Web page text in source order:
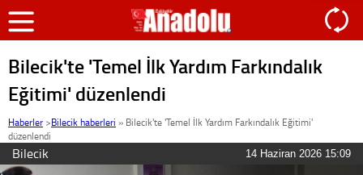
Bilecik'te 'Temel İlk Yardım Farkındalık
Eğitimi' düzenlendi
Haberler >Bilecik haberleri » Bilecik'te 'Temel İlk Yardım Farkındalık Eğitimi'
düzenlendi
Bilecik 14 Haziran 2026 15:09